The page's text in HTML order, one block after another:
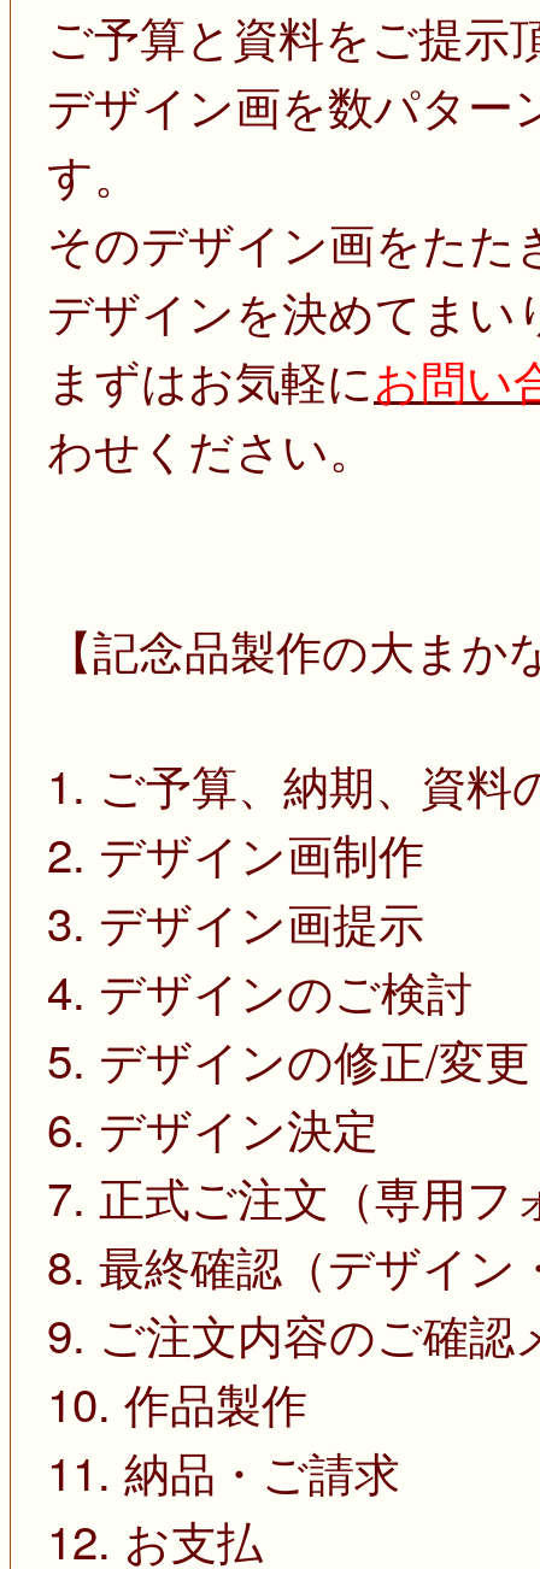
ご予算と資料をご提示
デザイン画を数パター
す。
そのデザイン画をたた
デザインを決めてまい
まずはお気軽にお問い
わせください。
【記念品製作の大まか
1. ご予算、納期、資料
2. デザイン画制作
3. デザイン画提示
4. デザインのご検討
5. デザインの修正/変更
6. デザイン決定
7. 正式ご注文（専用フ
8. 最終確認（デザイン
9. ご注文内容のご確認
10. 作品製作
11. 納品・ご請求
12. お支払